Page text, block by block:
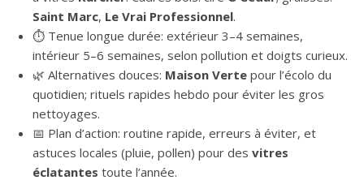
Saint Marc, Le Vrai Professionnel.
⏱️ Tenue longue durée: extérieur 3–4 semaines,
intérieur 5–6 semaines, selon pollution et doigts curieux.
🌿 Alternatives douces: Maison Verte pour l’écolo du
quotidien; rituels rapides hebdo pour éviter les gros
nettoyages.
📅 Plan d’action: routine rapide, erreurs à éviter, et
astuces locales (pluie, pollen) pour des vitres
éclatantes toute l’année.